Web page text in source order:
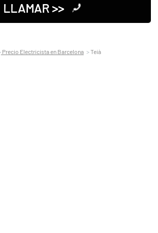
LLAMAR >>
Precio Electricista en Barcelona Teià